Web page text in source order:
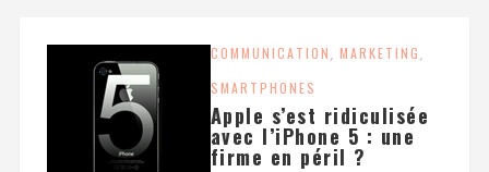
COMMUNICATION, MARKETING,
SMARTPHONES
Apple s’est ridiculisée
avec l’iPhone 5 : une
firme en péril ?